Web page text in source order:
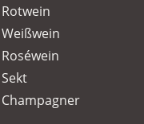
Rotwein
Weißwein
Roséwein
Sekt
Champagner